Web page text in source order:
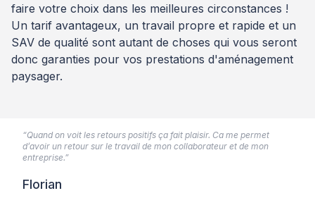
faire votre choix dans les meilleures circonstances !
Un tarif avantageux, un travail propre et rapide et un
SAV de qualité sont autant de choses qui vous seront
donc garanties pour vos prestations d'aménagement
paysager.
“Quand on voit les retours positifs ça fait plaisir. Ca me permet
d’avoir un retour sur le travail de mon collaborateur et de mon
entreprise.”
Florian